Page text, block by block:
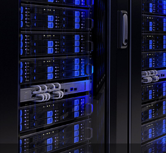
防爆温控解决方案